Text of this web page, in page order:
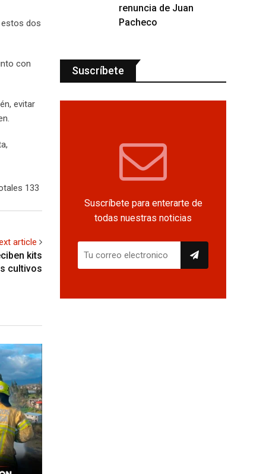
estos dos
con
evitar
133
article
kits
cultivos
renuncia de Juan
Pacheco
Suscríbete
Suscríbete para enterarte de
todas nuestras noticias